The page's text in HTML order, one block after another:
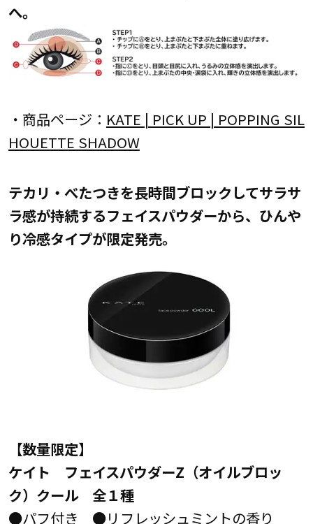
へ。
・商品ページ： KATE | PICK UP | POPPING SIL
HOUETTE SHADOW
テカリ・べたつきを長時間ブロックしてサラサ
ラ感が持続するフェイスパウダーから、ひんや
り冷感タイプが限定発売。
【数量限定】
ケイト フェイスパウダーZ（オイルブロッ
ク）クール 全１種
●パフ付き ●リフレッシュミントの香り